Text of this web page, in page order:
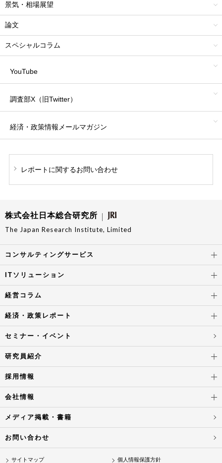
景気・相場展望
論文
スペシャルコラム
YouTube
調査部X（旧Twitter）
経済・政策情報 メールマガジン
レポートに関するお問い合わせ
株式会社日本総合研究所
The Japan Research Institute, Limited
コンサルティングサービス
ITソリューション
経営コラム
経済・政策レポート
セミナー・イベント
研究員紹介
採用情報
会社情報
メディア掲載・書籍
お問い合わせ
サイトマップ 個人情報保護方針